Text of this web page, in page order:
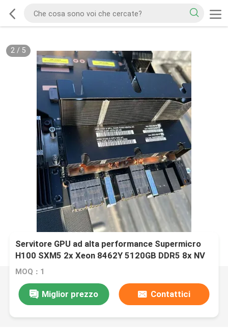
2/ 5
Servitore GPU ad alta performance Supermicro
H100 SXM5 2x Xeon 8462Y 5120GB DDR5 8x NV
H100/H200 8x ConnectX-7 400Gbps
MOQ：1
Miglior prezzo Contattici